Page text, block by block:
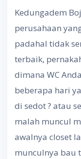
Kedungadem
perusahaan
padahal tidak
terbaik,
dimana WC
beberapa hari
di sedot ? atau
malah muncul
awalnya closet
munculnya bau